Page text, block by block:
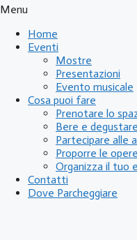
Menu
Home
Eventi
Mostre
Presentazioni
Evento musicale
Cosa puoi fare
Prenotare lo
Bere e
Partecipare
Proporre le
Organizza il tuo
Contatti
Dove Parcheggiare